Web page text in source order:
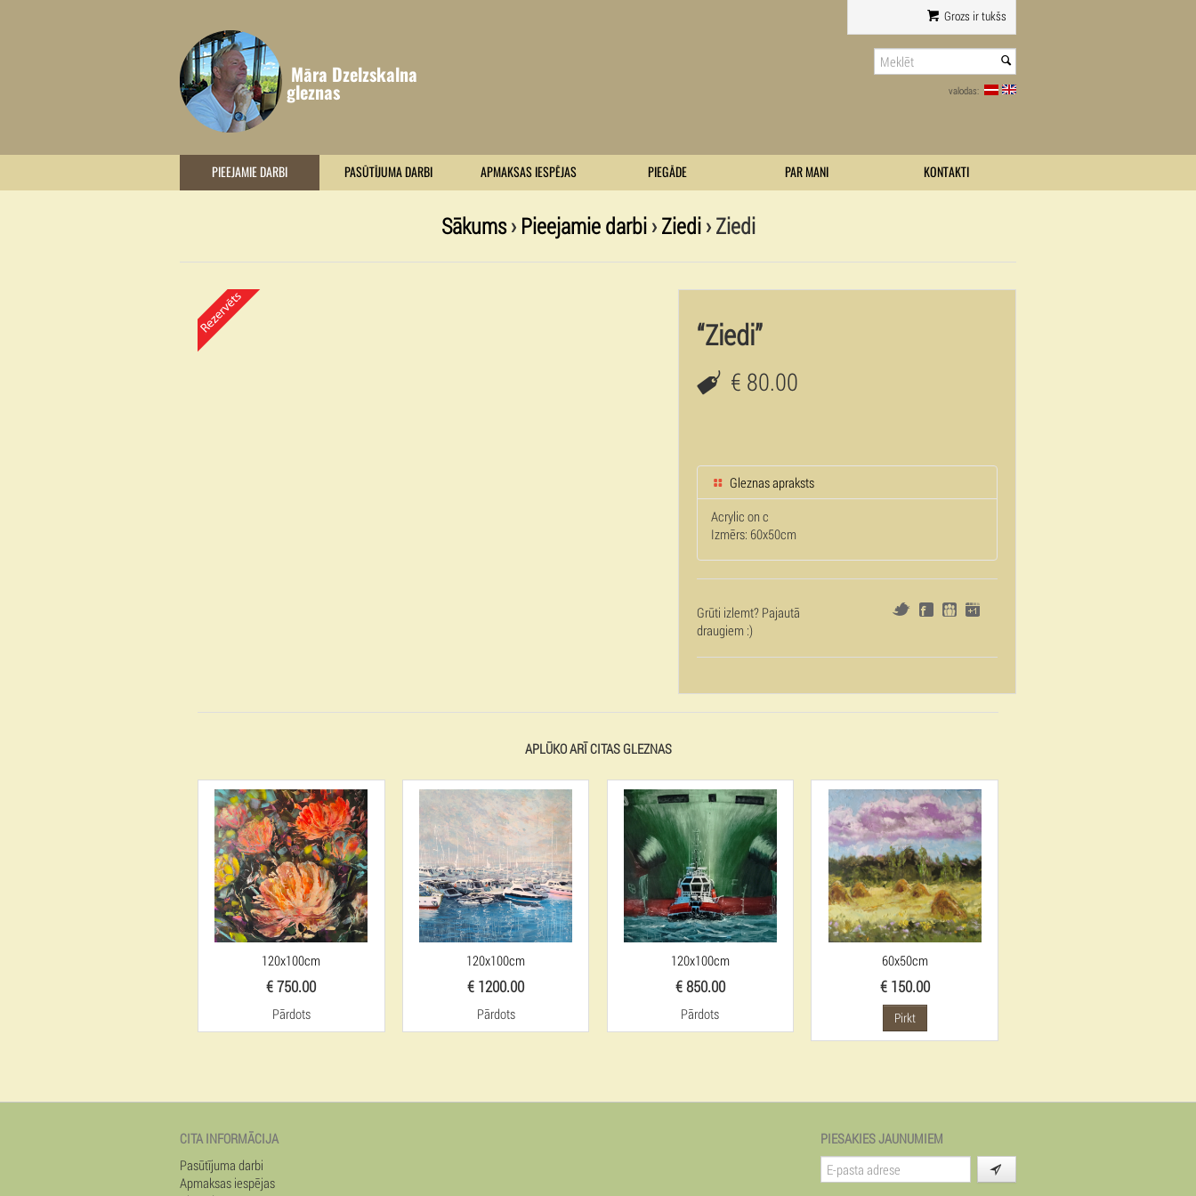
Grozs ir tukšs
Māra Dzelzskalna
gleznas valodas:
PIEEJAMIE DARBI PASŪTĪJUMA DARBI APMAKSAS IESPĒJAS PIEGĀDE PAR MANI KONTAKTI
Sākums› Pieejamie darbi›Ziedi› Ziedi
“Ziedi”
€ 80.00
Gleznas apraksts
Acrylic on c
Izmērs: 60x50cm
Grūti izlemt? Pajautā
draugiem :)
APLŪKO ARĪ CITAS GLEZNAS
120x100cm
€ 750.00
Pārdots
120x100cm
€ 1200.00
Pārdots
120x100cm
€ 850.00
Pārdots
60x50cm
€ 150.00
Pirkt
CITA INFORMĀCIJA
Pasūtījuma darbi
Apmaksas iespējas
PIESAKIES JAUNUMIEM